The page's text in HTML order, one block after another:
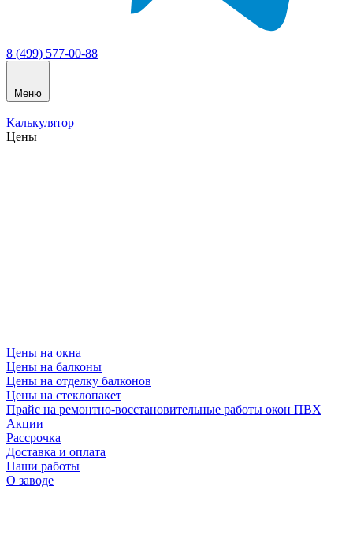
8 (499) 577-00-88
Меню
Калькулятор
Цены
Цены на окна
Цены на балконы
Цены на отделку балконов
Цены на стеклопакет
Прайс на ремонтно-восстановительные работы окон ПВХ
Акции
Рассрочка
Доставка и оплата
Наши работы
О заводе